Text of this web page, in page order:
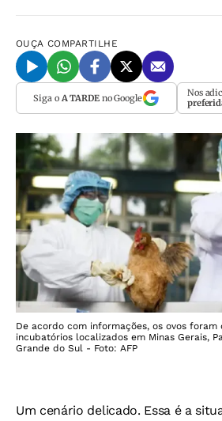
OUÇA COMPARTILHE
Siga o A TARDEno Google Nos
De acordo com informações, os ovos foram
incubatórios localizados em Minas Gerais,
Grande do Sul - Foto: AFP
Um cenário delicado. Essa é a